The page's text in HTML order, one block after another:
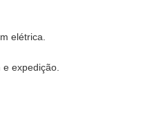
elétrica.
expedição.